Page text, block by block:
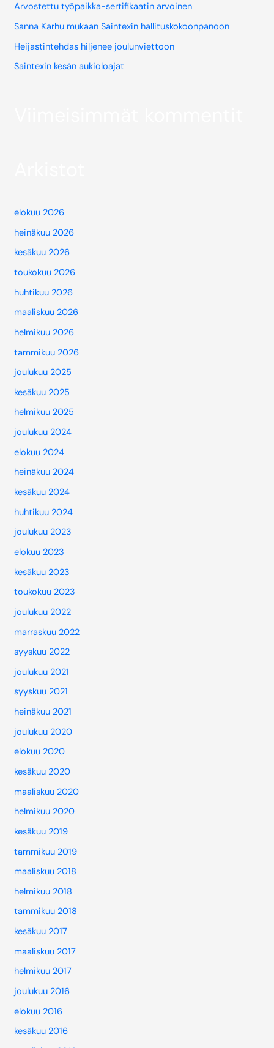
Arvostettu työpaikka-sertifikaatin arvoinen
Sanna Karhu mukaan Saintexin hallituskokoonpanoon
Heijastintehdas hiljenee joulunviettoon
Saintexin kesän aukioloajat
elokuu 2026
heinäkuu 2026
kesäkuu 2026
toukokuu 2026
huhtikuu 2026
maaliskuu 2026
helmikuu 2026
tammikuu 2026
joulukuu 2025
kesäkuu 2025
helmikuu 2025
joulukuu 2024
elokuu 2024
heinäkuu 2024
kesäkuu 2024
huhtikuu 2024
joulukuu 2023
elokuu 2023
kesäkuu 2023
toukokuu 2023
joulukuu 2022
marraskuu 2022
syyskuu 2022
joulukuu 2021
syyskuu 2021
heinäkuu 2021
joulukuu 2020
elokuu 2020
kesäkuu 2020
maaliskuu 2020
helmikuu 2020
kesäkuu 2019
tammikuu 2019
maaliskuu 2018
helmikuu 2018
tammikuu 2018
kesäkuu 2017
maaliskuu 2017
helmikuu 2017
joulukuu 2016
elokuu 2016
kesäkuu 2016